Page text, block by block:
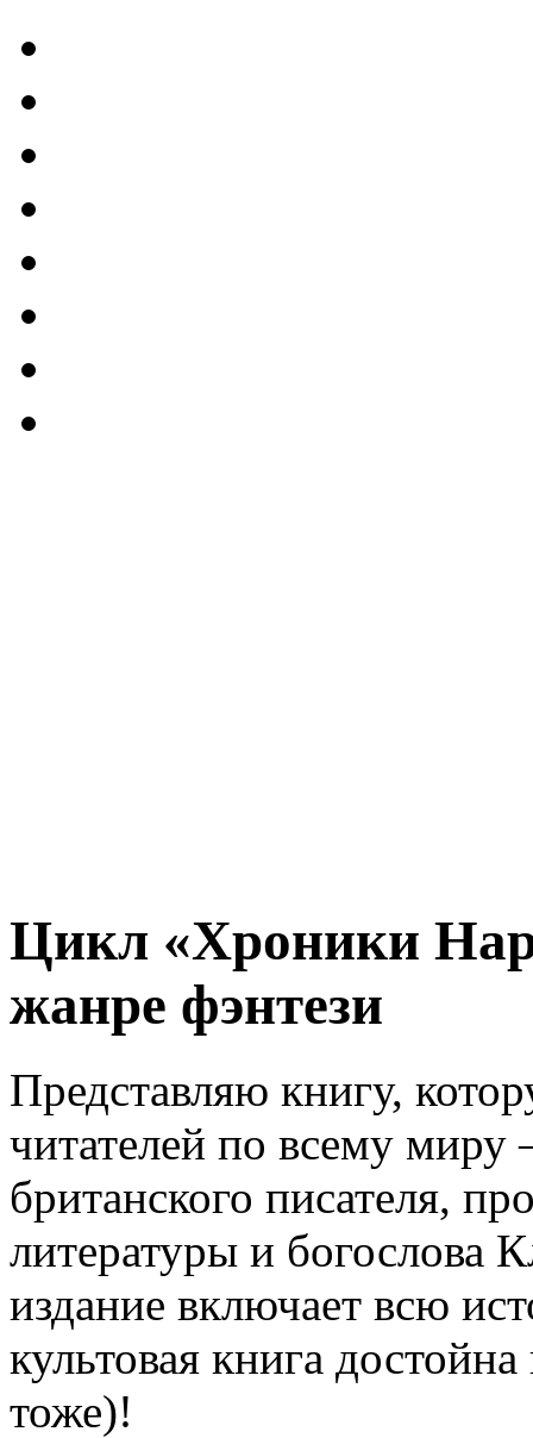
Цикл «Хроники
жанре фэнтези
Представляю книгу,
читателей по всему миру
британского писателя,
литературы и богослова
издание включает всю
культовая книга
тоже)!